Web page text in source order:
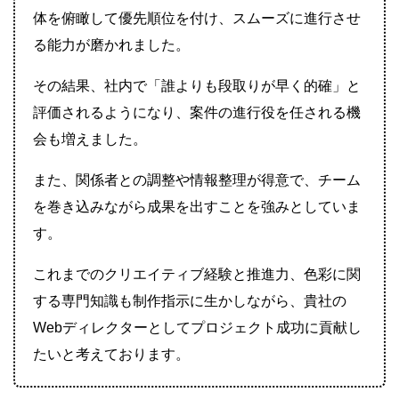
体を俯瞰して優先順位を付け、スムーズに進行させ
る能力が磨かれました。
その結果、社内で「誰よりも段取りが早く的確」と
評価されるようになり、案件の進行役を任される機
会も増えました。
また、関係者との調整や情報整理が得意で、チーム
を巻き込みながら成果を出すことを強みとしていま
す。
これまでのクリエイティブ経験と推進力、色彩に関
する専門知識も制作指示に生かしながら、貴社の
Webディレクターとしてプロジェクト成功に貢献し
たいと考えております。